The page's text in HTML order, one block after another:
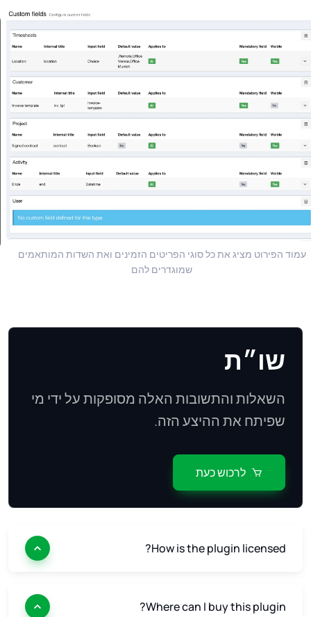
עמוד הפירוט מציג את כל סוגי הפריטים הזמינים ואת השדות המותאמים
שמוגדרים להם
שו״ת
השאלות והתשובות האלה מסופקות על ידי מי
שפיתח את ההיצע הזה.
לרכוש כעת
How is the plugin licensed?
Where can I buy this plugin?